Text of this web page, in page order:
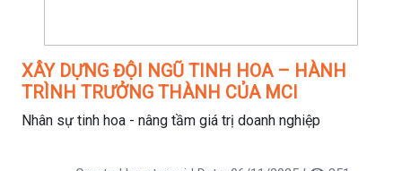
XÂY DỰNG ĐỘI NGŨ TINH HOA – HÀNH
TRÌNH TRƯỞNG THÀNH CỦA MCI
Nhân sự tinh hoa - nâng tầm giá trị doanh nghiệp